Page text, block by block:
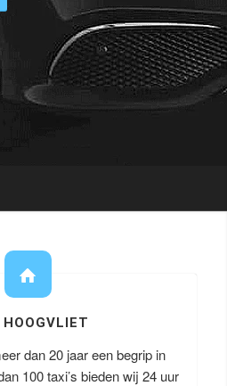
dan 20 jaar een begrip in
100 taxi’s bieden wij 24 uur